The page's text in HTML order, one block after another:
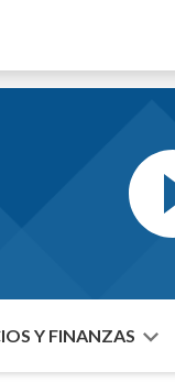
Y FINANZAS